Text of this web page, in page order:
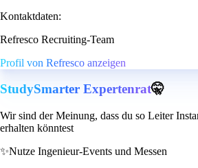
Kontaktdaten:
Refresco Recruiting-Team
Profil von Refresco anzeigen
StudySmarter Expertenrat🤫
Wir sind der Meinung, dass du so Leiter
erhalten könntest
✨Nutze Ingenieur-Events und Messen